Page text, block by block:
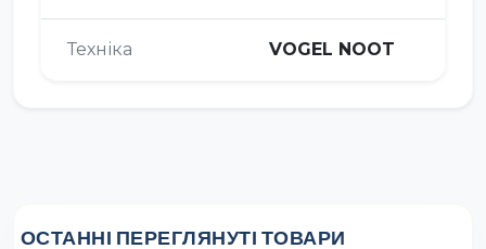
Техніка VOGEL NOOT
ОСТАННІ ПЕРЕГЛЯНУТІ ТОВАРИ